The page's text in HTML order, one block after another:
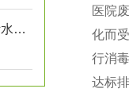
正确的维护保养能保证民营医院污水处理设备正常运转
医院
化而
行消
达标